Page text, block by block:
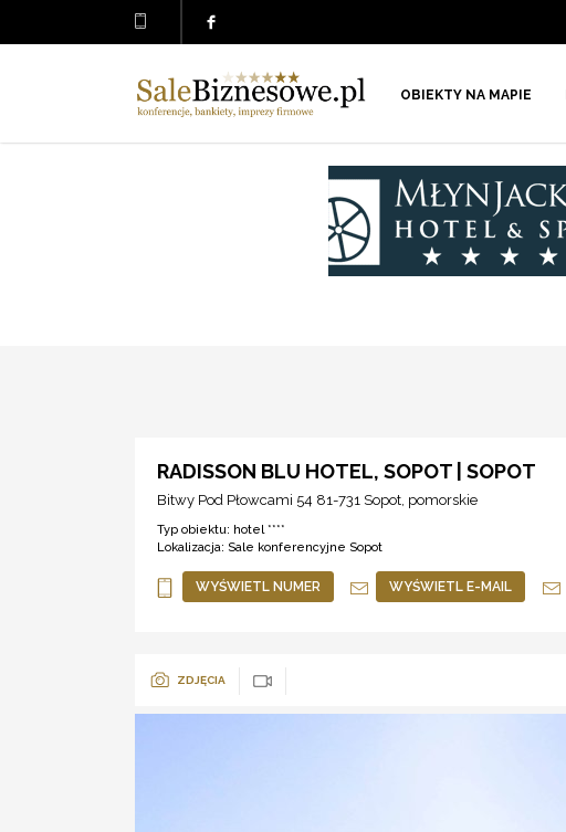
OBIEKTY NA MAPIE
RADISSON BLU HOTEL, SOPOT | SOPOT
Bitwy Pod Płowcami 54 81-731 Sopot, pomorskie
Typ obiektu: hotel ****
Lokalizacja: Sale konferencyjne Sopot
WYŚWIETL NUMER WYŚWIETL E-MAIL
ZDJĘCIA